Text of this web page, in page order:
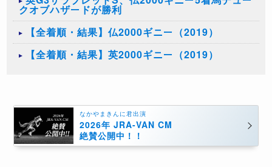
クオブハザードが勝利
【全着順・結果】仏2000ギニー（2019）
【全着順・結果】英2000ギニー（2019）
なかやまきんに君出演
2026年 JRA-VAN CM
絶賛公開中！！